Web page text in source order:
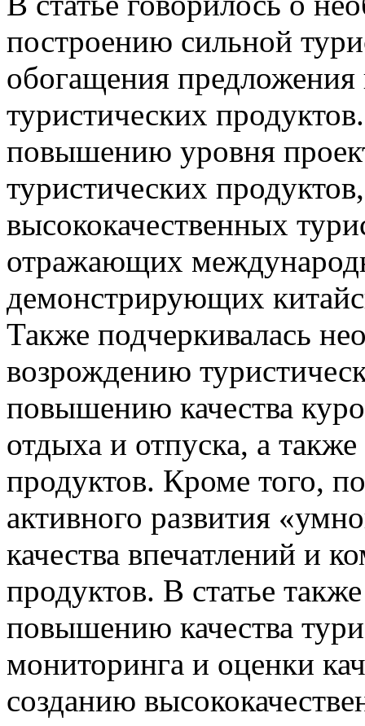
построению сильной
обогащения предложения
туристических
повышению уровня
туристических
высококачественных
отражающих
демонстрирующих
Также подчеркивалась
возрождению
повышению качества
отдыха и отпуска, а
продуктов. Кроме того,
активного развития
качества впечатлений и
продуктов. В статье
повышению качества
мониторинга и оценки
созданию